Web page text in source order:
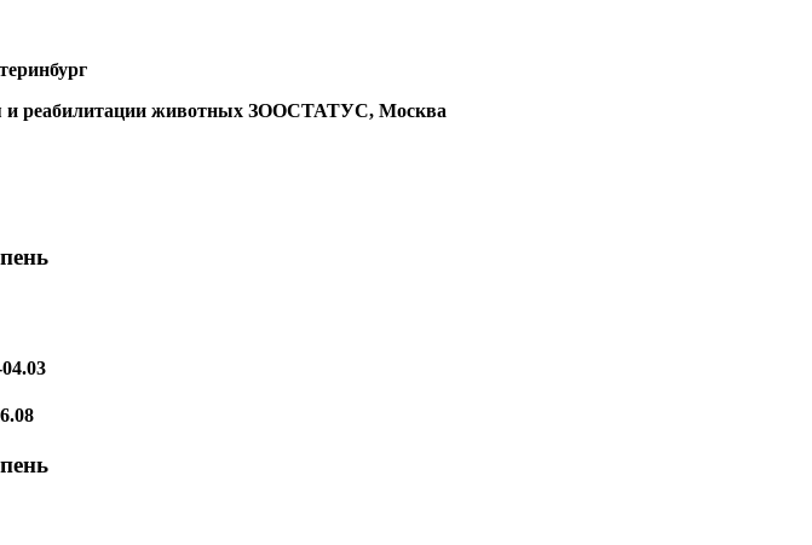
и реабилитации животных ЗООСТАТУС, Москва